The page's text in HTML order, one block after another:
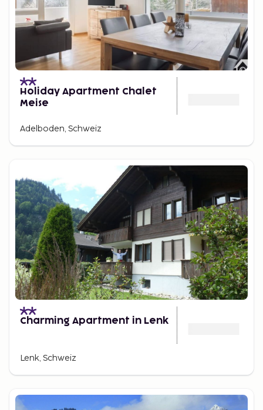
Holiday Apartment Chalet
Meise
Adelboden, Schweiz
Charming Apartment in Lenk
Lenk, Schweiz